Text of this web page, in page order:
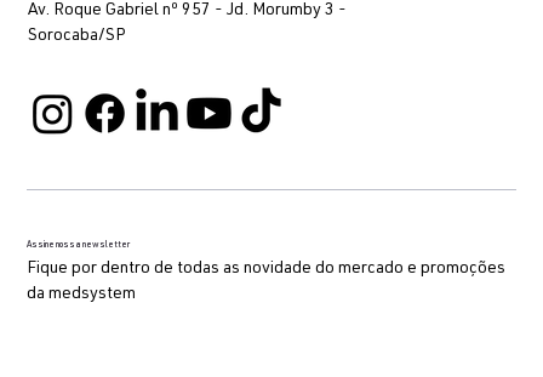
Av. Roque Gabriel nº 957 - Jd. Morumby 3 -
Sorocaba/SP
Assine nossa newsletter
Fique por dentro de todas as novidade do mercado e promoções
da medsystem